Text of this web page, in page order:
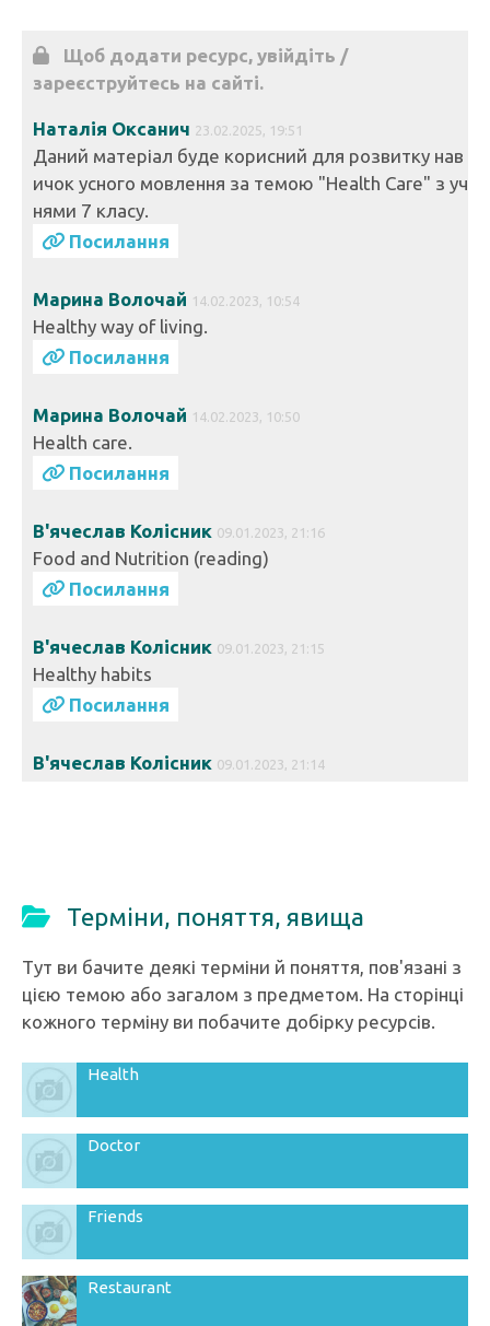
Щоб додати ресурс, увійдіть /
зареєструйтесь на сайті.
Наталія Оксанич 23.02.2025, 19:51
Даний матеріал буде корисний для розвитку нав
ичок усного мовлення за темою "Health Care" з уч
нями 7 класу.
Посилання
Марина Волочай 14.02.2023, 10:54
Healthy way of living.
Посилання
Марина Волочай 14.02.2023, 10:50
Health care.
Посилання
В'ячеслав Колісник 09.01.2023, 21:16
Food and Nutrition (reading)
Посилання
В'ячеслав Колісник 09.01.2023, 21:15
Healthy habits
Посилання
В'ячеслав Колісник 09.01.2023, 21:14
Терміни, поняття, явища
Тут ви бачите деякі терміни й поняття, пов'язані з
цією темою або загалом з предметом. На сторінці
кожного терміну ви побачите добірку ресурсів.
Health
Doctor
Friends
Restaurant